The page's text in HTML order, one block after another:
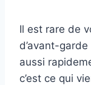
Il est rare de
d’avant-
aussi
c’est ce qui